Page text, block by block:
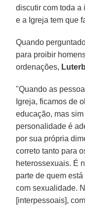
discutir com toda a
e a Igreja tem que
Quando
para proibir
ordenações,
"Quando as
Igreja, ficamos de
educação, mas
personalidade é
por sua própria
correto tanto para
heterossexuais. É
parte de quem
com sexualidade.
[interpessoais],